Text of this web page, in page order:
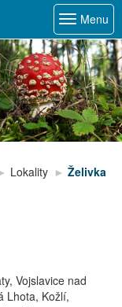
Menu
Lokality Želivka
Vojslavice nad
Lhota, Kožlí,